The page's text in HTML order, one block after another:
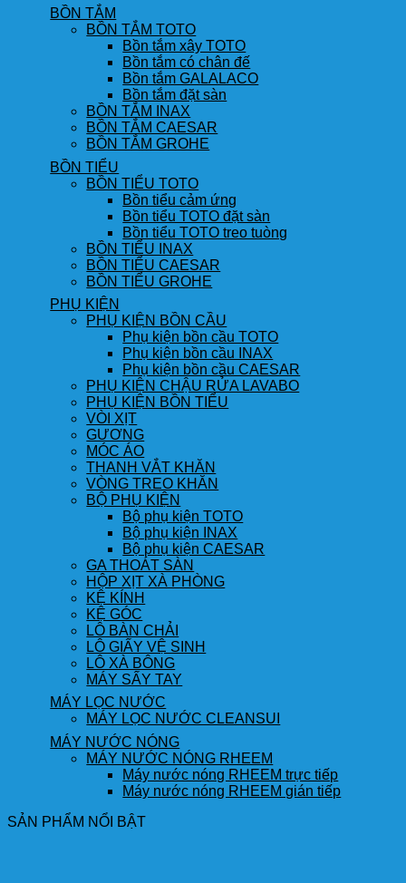
BỒN TẮM
BỒN TẮM TOTO
Bồn tắm xây TOTO
Bồn tắm có chân đế
Bồn tắm GALALACO
Bồn tắm đặt sàn
BỒN TẮM INAX
BỒN TẮM CAESAR
BỒN TẮM GROHE
BỒN TIỂU
BỒN TIỂU TOTO
Bồn tiểu cảm ứng
Bồn tiểu TOTO đặt sàn
Bồn tiểu TOTO treo tuòng
BỒN TIỂU INAX
BỒN TIỂU CAESAR
BỒN TIỂU GROHE
PHỤ KIỆN
PHỤ KIỆN BỒN CẦU
Phụ kiện bồn cầu TOTO
Phụ kiện bồn cầu INAX
Phụ kiện bồn cầu CAESAR
PHỤ KIỆN CHẬU RỬA LAVABO
PHỤ KIỆN BỒN TIỂU
VÒI XỊT
GƯƠNG
MÓC ÁO
THANH VẮT KHĂN
VÒNG TREO KHĂN
BỘ PHỤ KIỆN
Bộ phụ kiện TOTO
Bộ phụ kiện INAX
Bộ phụ kiện CAESAR
GA THOÁT SÀN
HỘP XỊT XÀ PHÒNG
KỆ KÍNH
KỆ GÓC
LÔ BÀN CHẢI
LÔ GIẤY VỆ SINH
LÔ XÀ BÔNG
MÁY SẤY TAY
MÁY LỌC NƯỚC
MÁY LỌC NƯỚC CLEANSUI
MÁY NƯỚC NÓNG
MÁY NƯỚC NÓNG RHEEM
Máy nước nóng RHEEM trực tiếp
Máy nước nóng RHEEM gián tiếp
SẢN PHẨM NỔI BẬT